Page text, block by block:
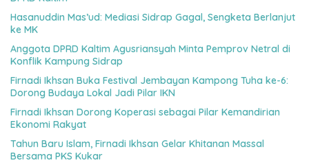
Hasanuddin Mas’ud: Mediasi Sidrap Gagal, Sengketa Berlanjut
ke MK
Anggota DPRD Kaltim Agusriansyah Minta Pemprov Netral di
Konflik Kampung Sidrap
Firnadi Ikhsan Buka Festival Jembayan Kampong Tuha ke-6:
Dorong Budaya Lokal Jadi Pilar IKN
Firnadi Ikhsan Dorong Koperasi sebagai Pilar Kemandirian
Ekonomi Rakyat
Tahun Baru Islam, Firnadi Ikhsan Gelar Khitanan Massal
Bersama PKS Kukar